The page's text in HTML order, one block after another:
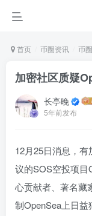
首页 币圈资讯 币
加密社区质疑
长亭晚
5年前发布
12月25日消息，
议的SOS空投项目
心贡献者、著名藏
制OpenSea上日